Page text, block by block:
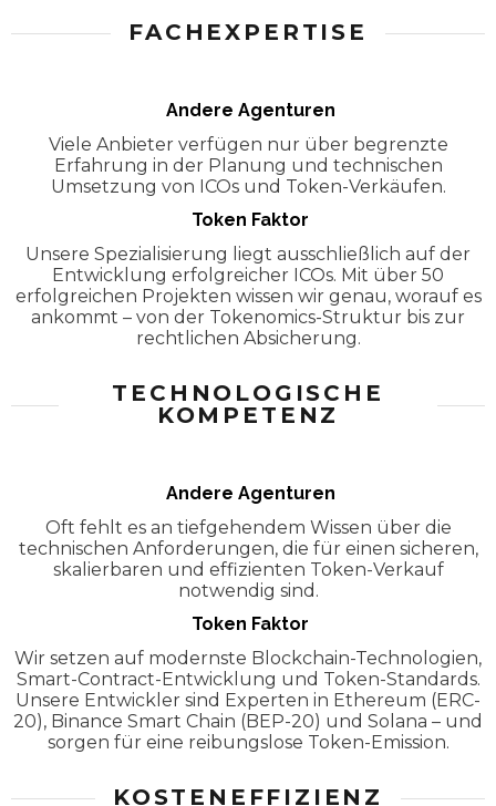
FACHEXPERTISE
Andere Agenturen
Viele Anbieter verfügen nur über begrenzte
Erfahrung in der Planung und technischen
Umsetzung von ICOs und Token-Verkäufen.
Token Faktor
Unsere Spezialisierung liegt ausschließlich auf der
Entwicklung erfolgreicher ICOs. Mit über 50
erfolgreichen Projekten wissen wir genau, worauf es
ankommt – von der Tokenomics-Struktur bis zur
rechtlichen Absicherung.
TECHNOLOGISCHE
KOMPETENZ
Andere Agenturen
Oft fehlt es an tiefgehendem Wissen über die
technischen Anforderungen, die für einen sicheren,
skalierbaren und effizienten Token-Verkauf
notwendig sind.
Token Faktor
Wir setzen auf modernste Blockchain-Technologien,
Smart-Contract-Entwicklung und Token-Standards.
Unsere Entwickler sind Experten in Ethereum (ERC-
20), Binance Smart Chain (BEP-20) und Solana – und
sorgen für eine reibungslose Token-Emission.
KOSTENEFFIZIENZ